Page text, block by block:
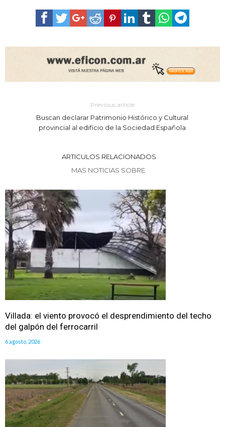
Previous article
Buscan declarar Patrimonio Histórico y Cultural
provincial al edificio de la Sociedad Española
ARTICULOS RELACIONADOS
MAS NOTICIAS SOBRE
Villada: el viento provocó el desprendimiento del techo
del galpón del ferrocarril
6 agosto, 2026